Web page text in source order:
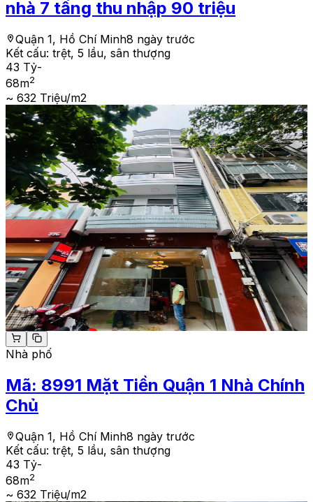
nhà 7 tầng thu nhập 90 triệu
Quận 1, Hồ Chí Minh8 ngày trước
Kết cấu: trệt, 5 lầu, sân thượng
43 Tỷ-
68m2
~ 632 Triệu/m2
Nhà phố
Mã: 8991 Mặt Tiền Quận 1 Nhà Chính
Chủ
Quận 1, Hồ Chí Minh8 ngày trước
Kết cấu: trệt, 5 lầu, sân thượng
43 Tỷ-
68m2
~ 632 Triệu/m2